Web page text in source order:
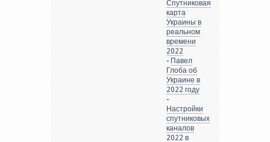
Спутниковая
карта
Украины в
реальном
времени
2022
- Павел
Глоба об
Украине в
2022 году
-
Настройки
спутниковых
каналов
2022 в